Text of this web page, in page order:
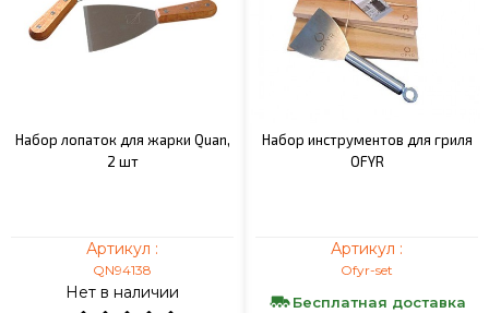
Набор лопаток для жарки Quan,
2 шт
Артикул :
QN94138
Нет в наличии
Набор инструментов для гриля
OFYR
Артикул :
Ofyr-set
Бесплатная доставка